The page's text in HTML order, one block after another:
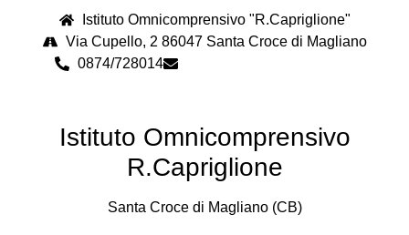
Istituto Omnicomprensivo "R.Capriglione"
Via Cupello, 2 86047 Santa Croce di Magliano
0874/728014
Istituto Omnicomprensivo
R.Capriglione
Santa Croce di Magliano (CB)